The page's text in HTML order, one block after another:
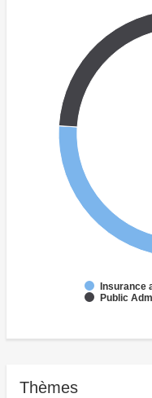
Insurance
Public
Thèmes